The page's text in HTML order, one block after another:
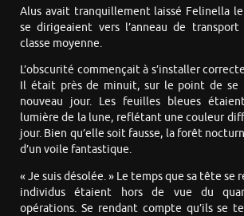
Alus avait tranquillement laissé Felinella le
se dirigeaient vers l’anneau de
classe moyenne.
L’obscurité commençait à s’installer
Il était près de minuit, sur le point de se
nouveau jour. Les feuilles bleues
lumière de la lune, reflétant une couleur
jour. Bien qu’elle soit fausse, la forêt
d’un voile fantastique.
« Je suis désolée. » Le temps que sa tête se
individus étaient hors de vue du
opérations. Se rendant compte qu’ils se